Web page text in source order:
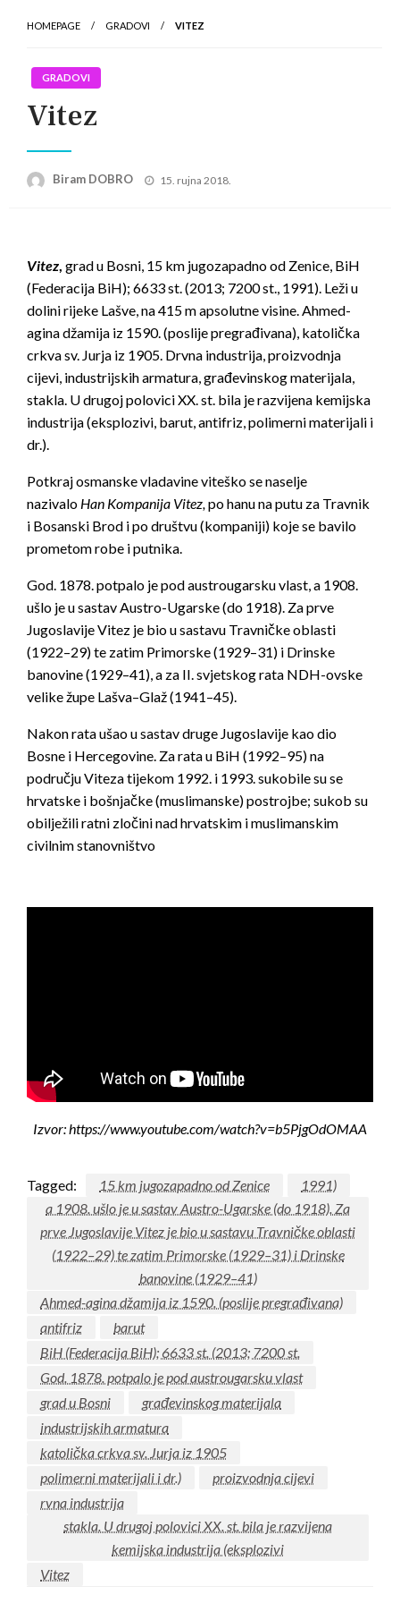
HOMEPAGE GRADOVI VITEZ
GRADOVI
Vitez
Biram DOBRO
Posted
15. rujna 2018.
Vitez, grad u Bosni, 15 km jugozapadno od Zenice, BiH
(Federacija BiH); 6633 st. (2013; 7200 st., 1991). Leži u
dolini rijeke Lašve, na 415 m apsolutne visine. Ahmed-
agina džamija iz 1590. (poslije pregrađivana), katolička
crkva sv. Jurja iz 1905. Drvna industrija, proizvodnja
cijevi, industrijskih armatura, građevinskog materijala,
stakla. U drugoj polovici XX. st. bila je razvijena kemijska
industrija (eksplozivi, barut, antifriz, polimerni materijali i
dr.).
Potkraj osmanske vladavine viteško se naselje
nazivalo Han Kompanija Vitez,po hanu na putu za Travnik
i Bosanski Brod i po društvu (kompaniji) koje se bavilo
prometom robe i putnika.
God. 1878. potpalo je pod austrougarsku vlast, a 1908.
ušlo je u sastav Austro-Ugarske (do 1918). Za prve
Jugoslavije Vitez je bio u sastavu Travničke oblasti
(1922–29) te zatim Primorske (1929–31) i Drinske
banovine (1929–41), a za II. svjetskog rata NDH-ovske
velike župe Lašva–Glaž (1941–45).
Nakon rata ušao u sastav druge Jugoslavije kao dio
Bosne i Hercegovine. Za rata u BiH (1992–95) na
području Viteza tijekom 1992. i 1993. sukobile su se
hrvatske i bošnjačke (muslimanske) postrojbe; sukob su
obilježili ratni zločini nad hrvatskim i muslimanskim
civilnim stanovništvo
Izvor: https://www.youtube.com/watch?v=b5PjgOdOMAA
Tagged: 15 km jugozapadno od Zenice
1991)
a 1908. ušlo je u sastav Austro-Ugarske (do 1918). Za
prve Jugoslavije Vitez je bio u sastavu Travničke oblasti
(1922–29) te zatim Primorske (1929–31) i Drinske
banovine (1929–41)
Ahmed-agina džamija iz 1590. (poslije pregrađivana)
antifriz
barut
BiH (Federacija BiH); 6633 st. (2013; 7200 st.
God. 1878. potpalo je pod austrougarsku vlast
grad u Bosni
građevinskog materijala
industrijskih armatura
katolička crkva sv. Jurja iz 1905
polimerni materijali i dr.)
proizvodnja cijevi
rvna industrija
stakla. U drugoj polovici XX. st. bila je razvijena
kemijska industrija (eksplozivi
Vitez